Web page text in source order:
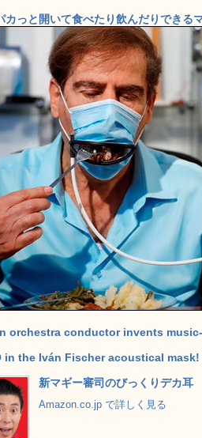
カっと開いて食べたり飲んだりできる
orchestra conductor invents
in the Iván Fischer acoustical mask!
新マギー審司のびっくりデカ耳
Amazon.co.jp で詳しく見る